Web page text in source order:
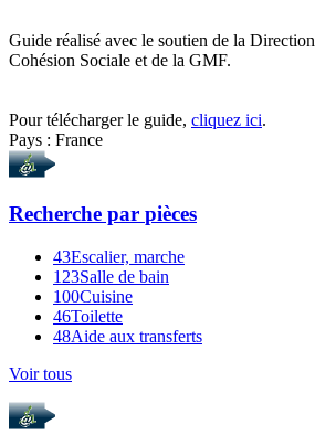
Guide réalisé avec le soutien de la
Cohésion Sociale et de la GMF.
Pour télécharger le guide, cliquez ici.
Pays : France
Recherche par pièces
43Escalier, marche
123Salle de bain
100Cuisine
46Toilette
48Aide aux transferts
Voir tous